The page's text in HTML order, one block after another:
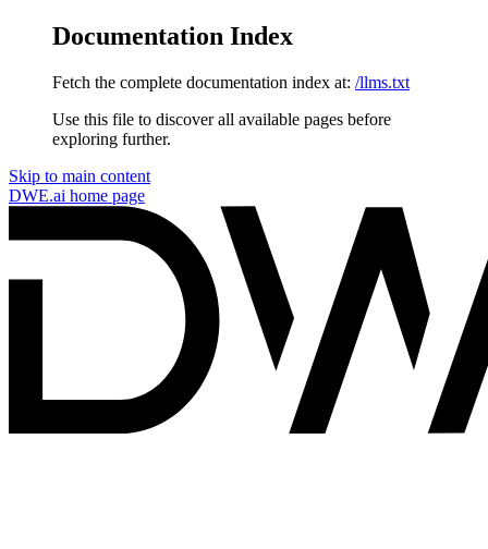
Documentation Index
Fetch the complete documentation index at: /llms.txt
Use this file to discover all available pages before
exploring further.
Skip to main content
DWE.ai home page